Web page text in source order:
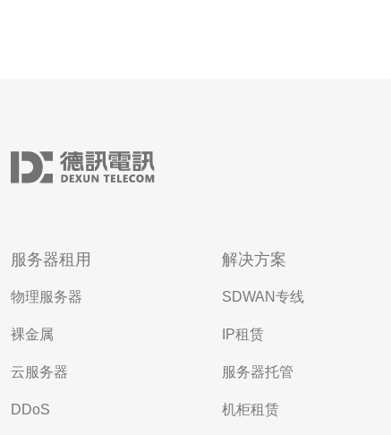
服务器租用
物理服务器
裸金属
云服务器
DDoS
解决方案
SDWAN专线
IP租赁
服务器托管
机柜租赁